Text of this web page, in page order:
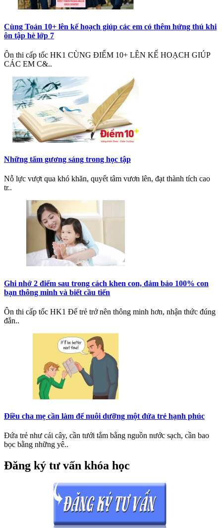
Cùng Toán 10+ lên kế hoạch giúp các em có thêm hứng thú khi
ôn tập hè lớp 7
Ôn thi cấp tốc HK1 CÙNG ĐIỂM 10+ LÊN KẾ HOẠCH GIÚP
CÁC EM C&..
Những tấm gương sáng trong học tập
Nỗ lực vượt qua khó khăn, quyết tâm vươn lên, đạt thành tích cao
tr..
Ghi nhớ 2 điểm sau trong cách khen con, đảm bảo 100% con
bạn thông minh và biết cầu tiến
Ôn thi cấp tốc HK1 Để trẻ trở nên thông minh hơn, nhận thức đúng
đắn..
Điều cha mẹ cần làm để nuôi dưỡng một đứa trẻ hạnh phúc
Đứa trẻ như cái cây, cần tưới tắm bằng nguồn nước sạch, cần bao
bọc bằng những yê..
Đăng ký tư vấn khóa học